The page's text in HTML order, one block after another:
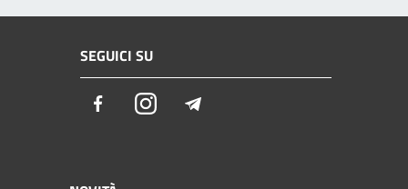
SEGUICI SU
FacebookInstagram